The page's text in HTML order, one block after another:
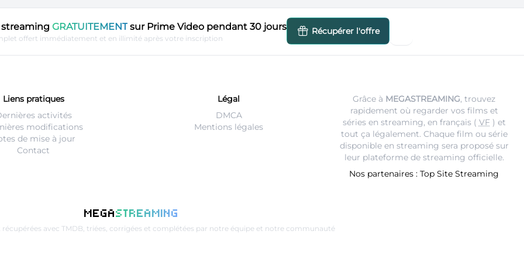
streamingGRATUITEMENT sur Prime Video pendant 30 jours
offert immédiatement et en illimité après votre inscription
Récupérer l'offre
Liens pratiques
activités
modifications
de mise à jour
Contact
Légal
DMCA
Mentions légales
Grâce à MEGASTREAMING, trouvez
rapidement où regarder vos films et
séries en streaming, en français ( VF) et
tout ça légalement. Chaque film ou série
disponible en streaming sera proposé sur
leur plateforme de streaming officielle.
Nos partenaires : Top Site Streaming
MEGASTREAMING
avec TMDB , triées, corrigées et complétées par notre équipe et notre communauté